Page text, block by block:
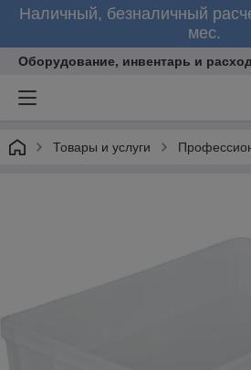
Наличный, безналичный
мес.
Оборудование, инвентарь и
Товары и услуги